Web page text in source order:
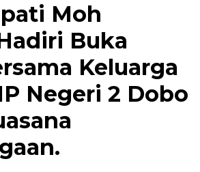
Moh
Buka
Keluarga
Negeri 2 Dobo